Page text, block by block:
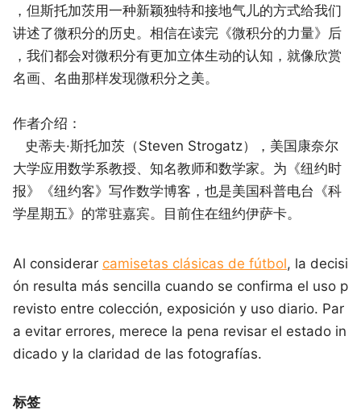
，但斯托加茨用一种新颖独特和接地气儿的方式给我们
讲述了微积分的历史。相信在读完《微积分的力量》后
，我们都会对微积分有更加立体生动的认知，就像欣赏
名画、名曲那样发现微积分之美。
作者介绍：
史蒂夫·斯托加茨（Steven Strogatz），美国康奈尔
大学应用数学系教授、知名教师和数学家。为《纽约时
报》《纽约客》写作数学博客，也是美国科普电台《科
学星期五》的常驻嘉宾。目前住在纽约伊萨卡。
Al considerar camisetas clásicas de fútbol, la decisi
ón resulta más sencilla cuando se confirma el uso p
revisto entre colección, exposición y uso diario. Par
a evitar errores, merece la pena revisar el estado in
dicado y la claridad de las fotografías.
标签